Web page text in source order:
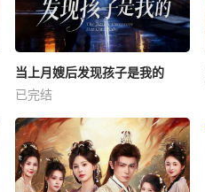
当上月嫂后发现孩子是我的
已完结